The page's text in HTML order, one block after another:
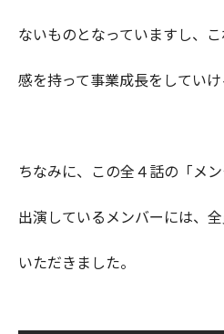
ないものとなっていますし、
感を持って事業成長をしていけ
ちなみに、この全４話の「メ
出演しているメンバーには、
いただきました。